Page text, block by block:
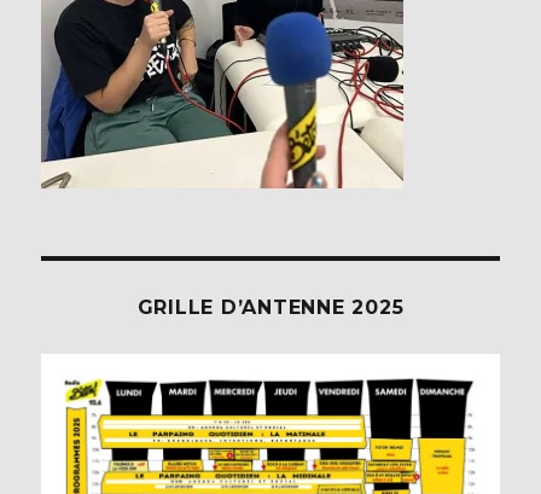
GRILLE D’ANTENNE 2025